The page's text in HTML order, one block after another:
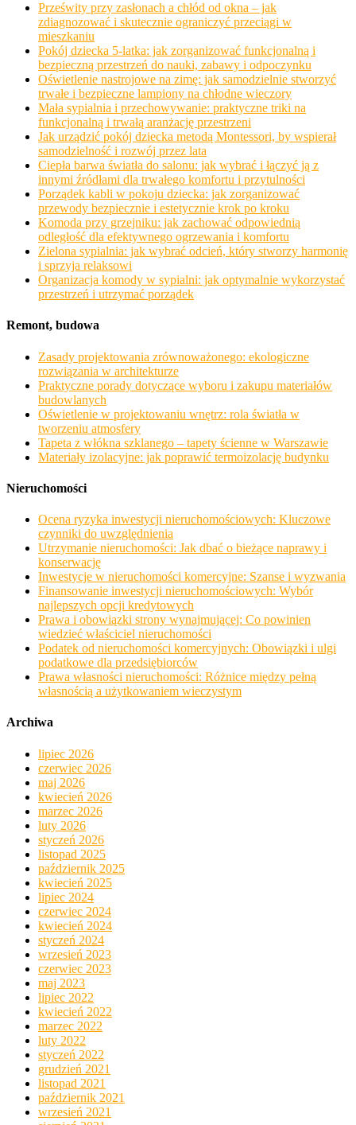
Prześwity przy zasłonach a chłód od okna – jak
zdiagnozować i skutecznie ograniczyć przeciągi w
mieszkaniu
Pokój dziecka 5-latka: jak zorganizować funkcjonalną i
bezpieczną przestrzeń do nauki, zabawy i odpoczynku
Oświetlenie nastrojowe na zimę: jak samodzielnie stworzyć
trwałe i bezpieczne lampiony na chłodne wieczory
Mała sypialnia i przechowywanie: praktyczne triki na
funkcjonalną i trwałą aranżację przestrzeni
Jak urządzić pokój dziecka metodą Montessori, by wspierał
samodzielność i rozwój przez lata
Ciepła barwa światła do salonu: jak wybrać i łączyć ją z
innymi źródłami dla trwałego komfortu i przytulności
Porządek kabli w pokoju dziecka: jak zorganizować
przewody bezpiecznie i estetycznie krok po kroku
Komoda przy grzejniku: jak zachować odpowiednią
odległość dla efektywnego ogrzewania i komfortu
Zielona sypialnia: jak wybrać odcień, który stworzy harmonię
i sprzyja relaksowi
Organizacja komody w sypialni: jak optymalnie wykorzystać
przestrzeń i utrzymać porządek
Remont, budowa
Zasady projektowania zrównoważonego: ekologiczne
rozwiązania w architekturze
Praktyczne porady dotyczące wyboru i zakupu materiałów
budowlanych
Oświetlenie w projektowaniu wnętrz: rola światła w
tworzeniu atmosfery
Tapeta z włókna szklanego – tapety ścienne w Warszawie
Materiały izolacyjne: jak poprawić termoizolację budynku
Nieruchomości
Ocena ryzyka inwestycji nieruchomościowych: Kluczowe
czynniki do uwzględnienia
Utrzymanie nieruchomości: Jak dbać o bieżące naprawy i
konserwację
Inwestycje w nieruchomości komercyjne: Szanse i wyzwania
Finansowanie inwestycji nieruchomościowych: Wybór
najlepszych opcji kredytowych
Prawa i obowiązki strony wynajmującej: Co powinien
wiedzieć właściciel nieruchomości
Podatek od nieruchomości komercyjnych: Obowiązki i ulgi
podatkowe dla przedsiębiorców
Prawa własności nieruchomości: Różnice między pełną
własnością a użytkowaniem wieczystym
Archiwa
lipiec 2026
czerwiec 2026
maj 2026
kwiecień 2026
marzec 2026
luty 2026
styczeń 2026
listopad 2025
październik 2025
kwiecień 2025
lipiec 2024
czerwiec 2024
kwiecień 2024
styczeń 2024
wrzesień 2023
czerwiec 2023
maj 2023
lipiec 2022
kwiecień 2022
marzec 2022
luty 2022
styczeń 2022
grudzień 2021
listopad 2021
październik 2021
wrzesień 2021